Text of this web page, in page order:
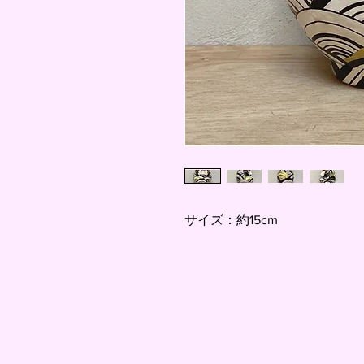
サイズ：約15cm